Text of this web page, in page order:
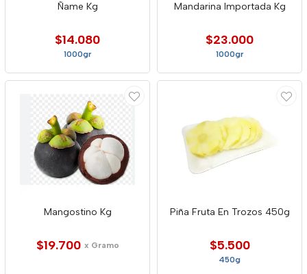
Ñame Kg
$14.080
1000gr
Mandarina Importada Kg
$23.000
1000gr
Mangostino Kg
$19.700 x Gramo
Piña Fruta En Trozos 450g
$5.500
450g